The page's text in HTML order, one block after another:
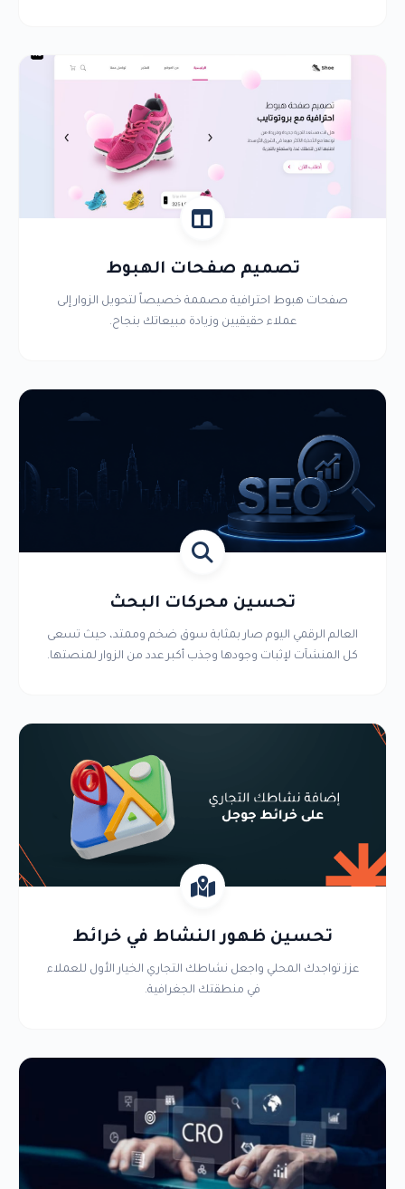
تصميم صفحات الهبوط
صفحات هبوط احترافية مصممة خصيصاً لتحويل الزوار إلى
عملاء حقيقيين وزيادة مبيعاتك بنجاح.
تحسين محركات البحث
العالم الرقمي اليوم صار بمثابة سوق ضخم وممتد، حيث تسعى
كل المنشآت لإثبات وجودها وجذب أكبر عدد من الزوار لمنصتها.
تحسين ظهور النشاط في خرائط
عزز تواجدك المحلي واجعل نشاطك التجاري الخيار الأول للعملاء
في منطقتك الجغرافية.